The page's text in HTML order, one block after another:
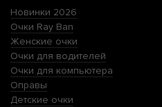
Новинки 2026
Очки Ray Ban
Женские очки
Очки для водителей
Очки для компьютера
Оправы
Детские очки